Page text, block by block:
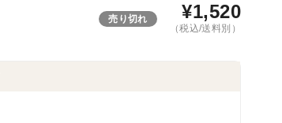
売り切れ ¥1,520
（税込/送料別）